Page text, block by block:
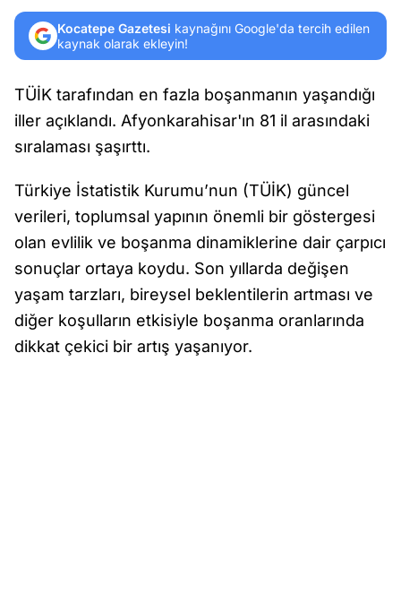
Kocatepe Gazetesi kaynağını Google'da tercih edilen
kaynak olarak ekleyin!
TÜİK tarafından en fazla boşanmanın yaşandığı
iller açıklandı. Afyonkarahisar'ın 81 il arasındaki
sıralaması şaşırttı.
Türkiye İstatistik Kurumu’nun (TÜİK) güncel
verileri, toplumsal yapının önemli bir göstergesi
olan evlilik ve boşanma dinamiklerine dair çarpıcı
sonuçlar ortaya koydu. Son yıllarda değişen
yaşam tarzları, bireysel beklentilerin artması ve
diğer koşulların etkisiyle boşanma oranlarında
dikkat çekici bir artış yaşanıyor.